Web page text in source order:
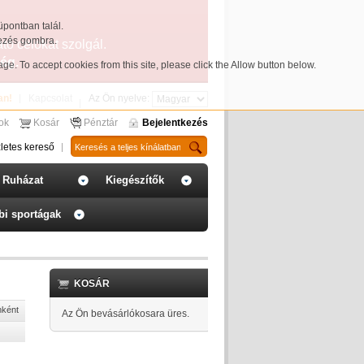
talál.
gombra.
. To accept cookies from this site, please click the Allow button below.
célokat szolgál.
Az Ön nyelve:
Kosár Pénztár Bejelentkezés
kereső
Ruházat Kiegészítők
sportágak
KOSÁR
Az Ön bevásárlókosara üres.